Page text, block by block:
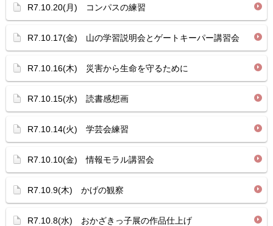
R7.10.20(月) コンパスの練習
R7.10.17(金) 山の学習説明会とゲートキーパー講習会
R7.10.16(木) 災害から生命を守るために
R7.10.15(水) 読書感想画
R7.10.14(火) 学芸会練習
R7.10.10(金) 情報モラル講習会
R7.10.9(木) かげの観察
R7.10.8(水) おかざきっ子展の作品仕上げ